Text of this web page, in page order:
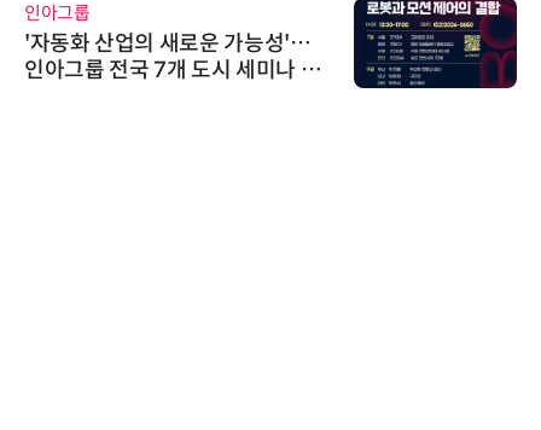
인아그룹
'자동화 산업의 새로운 가능성'…
인아그룹 전국 7개 도시 세미나 페